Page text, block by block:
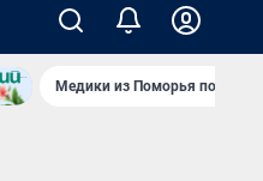
Медики из Поморья поехали